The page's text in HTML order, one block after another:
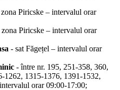
Piricske – intervalul orar
zona Piricske – intervalul orar
- sat Făgețel – intervalul orar
- între nr. 195, 251-358, 360,
1262, 1315-1376, 1391-1532,
orar 09:00-17:00;